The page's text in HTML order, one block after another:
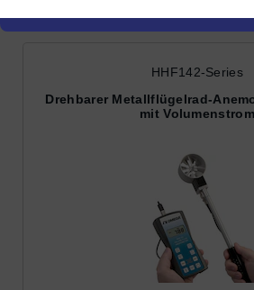
HHF142-Series
Drehbarer Metallflügelrad-
mit Volumenstrom